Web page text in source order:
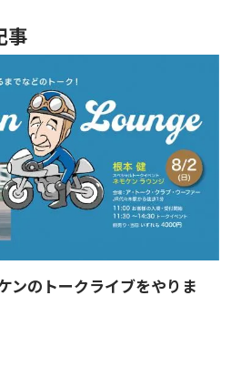
事
ンのトークライブをやりま